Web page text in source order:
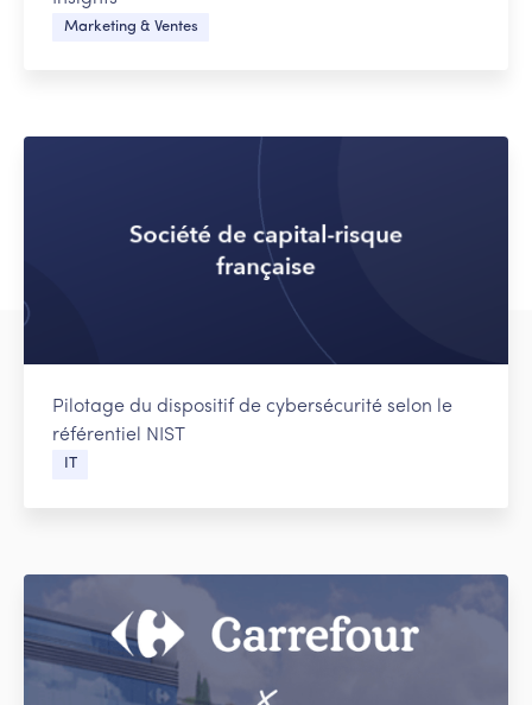
Marketing & Ventes
Pilotage du dispositif de cybersécurité selon le
référentiel NIST
IT